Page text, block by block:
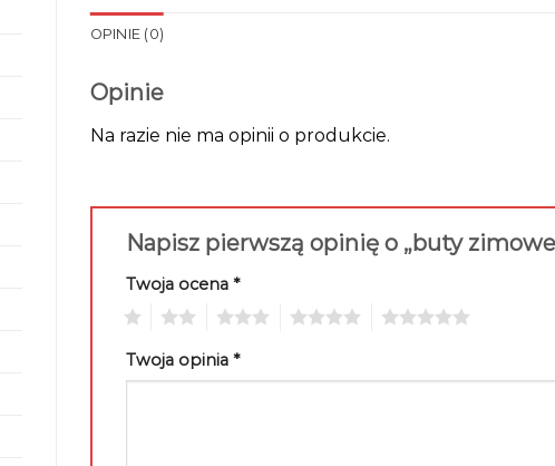
OPINIE (0)
Opinie
Na razie nie ma opinii o produkcie.
Napisz pierwszą opinię o „buty
Twoja ocena *
Twoja opinia *